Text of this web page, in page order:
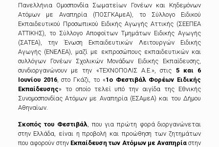
Πανελλήνια Ομοσπονδία Σωματείων Γονέων και Κηδεμόνων
Ατόμων με Αναπηρία (ΠΟΣΓΚΑμεΑ), το Σύλλογο Ειδικού
Εκπαιδευτικού Προσωπικού Ειδικής Αγωγής Αττικής (ΣΕΕΠΕΑ
ΑΤΤΙΚΗΣ), το Σύλλογο Αποφοίτων Τμημάτων Ειδικής Αγωγής
(ΣΑΤΕΑ), την Ένωση Εκπαιδευτικών Λειτουργών Ειδικής
Αγωγής (ΕΝΕΛΕΑ), μαζί με εκπροσώπους εκπαιδευτικών και
συλλόγων Γονέων Σχολικών Μονάδων Ειδικής Εκπαίδευσης,
συνδιοργανώνουν με την «ΤΕΧΝΟΠΟΛΙΣ Α.Ε.», στις 5 και 6
Ιουνίου 2016, στο Γκάζι, το «1ο Φεστιβάλ Φορέων Ειδικής
Εκπαίδευσης» το οποίο τελεί υπό την αιγίδα της Εθνικής
Συνομοσπονδίας Ατόμων με Αναπηρία (ΕΣΑμεΑ) και του Δήμου
Αθηναίων.
Σκοπός του Φεστιβάλ , που για πρώτη φορά διοργανώνεται
στην Ελλάδα, είναι η προβολή και προώθηση των ζητημάτων
που αφορούν στην Εκπαίδευση των Ατόμων με Αναπηρίαστην